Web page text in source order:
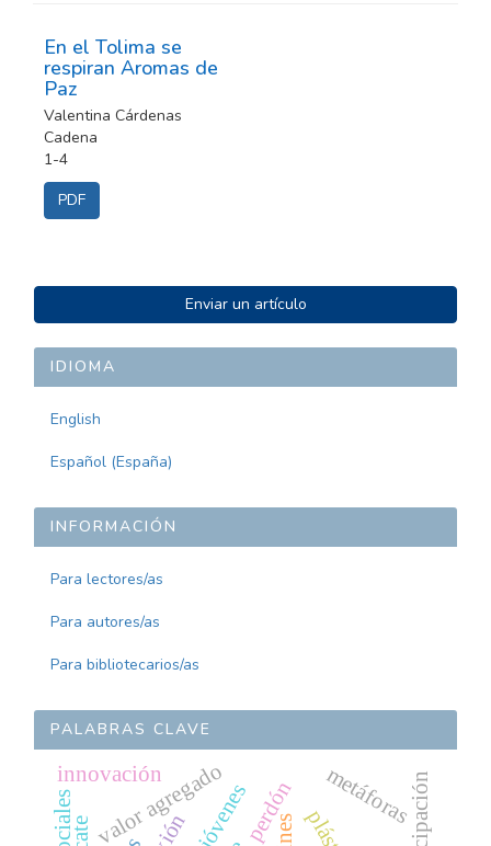
En el Tolima se
respiran Aromas de
Paz
Valentina Cárdenas
Cadena
1-4
PDF
ENVIAR
UN
ARTÍCULO
Enviar un artículo
IDIOMA
English
Español (España)
INFORMACIÓN
Para lectores/as
Para autores/as
Para bibliotecarios/as
PALABRAS CLAVE
perdón
valor agregado metáforas
innovación
jóvenes